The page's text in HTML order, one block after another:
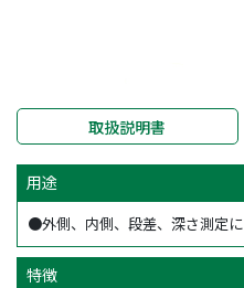
取扱説明書
用途
●外側、内側、段差、深さ測定に
特徴